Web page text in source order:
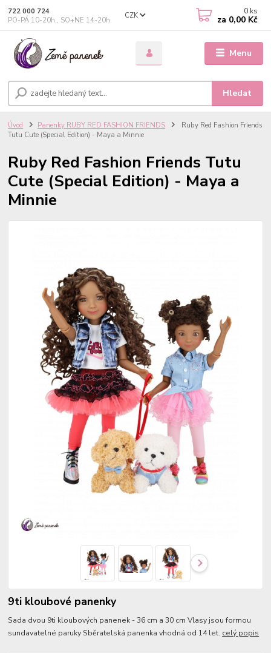
Menu
CZK
Hledat
722 000 724
PO-PÁ 10-20h., SO+NE 14-20h.
0 ks
za 0,00 Kč
Úvod Panenky RUBY RED FASHION FRIENDS
Ruby Red Fashion Friends
Tutu Cute (Special Edition) - Maya a Minnie
Ruby Red Fashion Friends Tutu
Cute (Special Edition) - Maya a
Minnie
9ti kloubové panenky
Sada dvou 9ti kloubových panenek - 36 cm a 30 cm Vlasy jsou formou
sundavatelné paruky Sběratelská panenka vhodná od 14 let. celý popis